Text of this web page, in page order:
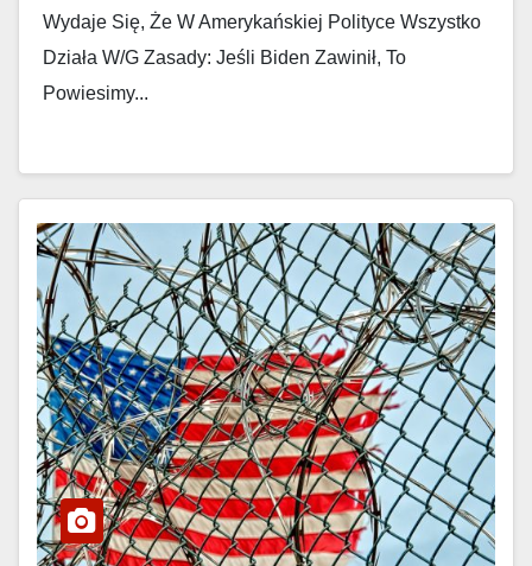
Wydaje Się, Że W Amerykańskiej Polityce Wszystko
Działa W/g Zasady: Jeśli Biden Zawinił, To
Powiesimy...